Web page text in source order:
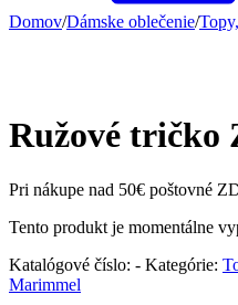
Domov/Dámske oblečenie/
Ružové tričko
Pri nákupe nad 50€ poštovné
Tento produkt je momentálne
Katalógové číslo: - Kategórie:
Marimmel